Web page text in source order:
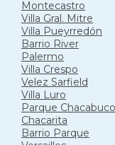
Montecastro
Villa Gral. Mitre
Villa Pueyrredón
Barrio River
Palermo
Villa Crespo
Velez Sarfield
Villa Luro
Parque Chacabuco
Chacarita
Barrio Parque